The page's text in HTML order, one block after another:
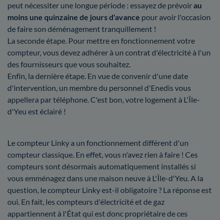
peut nécessiter une longue période : essayez de prévoirau
moins une quinzaine de jours d'avance pour avoir l'occasion
de faire son déménagement tranquillement !
La seconde étape. Pour mettre en fonctionnement votre
compteur, vous devez adhérer à un contrat d'électricité à l'un
des fournisseurs que vous souhaitez.
Enfin, la dernière étape. En vue de convenir d'une date
d'intervention, un membre du personnel d'Enedis vous
appellera par téléphone. C'est bon, votre logement à L'Île-
d'Yeu est éclairé !
Le compteur Linky a un fonctionnement différent d'un
compteur classique. En effet, vous n'avez rien à faire ! Ces
compteurs sont désormais automatiquement installés si
vous emménagez dans une maison neuve à L'Île-d'Yeu. A la
question, le compteur Linky est-il obligatoire ? La réponse est
oui. En fait, les compteurs d'électricité et de gaz
appartiennent à l'État qui est donc propriétaire de ces